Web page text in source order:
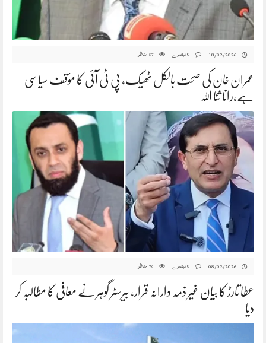
18/02/2026
57 مناظر
عمران خان کی صحت بالکل ٹھیک، پی ٹی آئی کا مؤقف سیاسی
ہے،رانا ثنا اللہ
08/02/2026
76 مناظر
عطا تارڑ کا بیان غیر ذمہ دارانہ قرار، بیرسٹر گوہر نے معافی کا مطالبہ کر
دیا